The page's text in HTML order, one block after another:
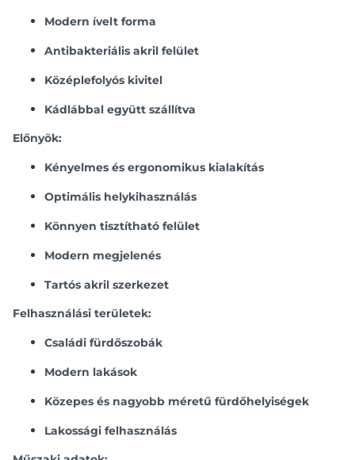
Modern ívelt forma
Antibakteriális akril felület
Középlefolyós kivitel
Kádlábbal együtt szállítva
Előnyök:
Kényelmes és ergonomikus kialakítás
Optimális helykihasználás
Könnyen tisztítható felület
Modern megjelenés
Tartós akril szerkezet
Felhasználási területek:
Családi fürdőszobák
Modern lakások
Közepes és nagyobb méretű fürdőhelyiségek
Lakossági felhasználás